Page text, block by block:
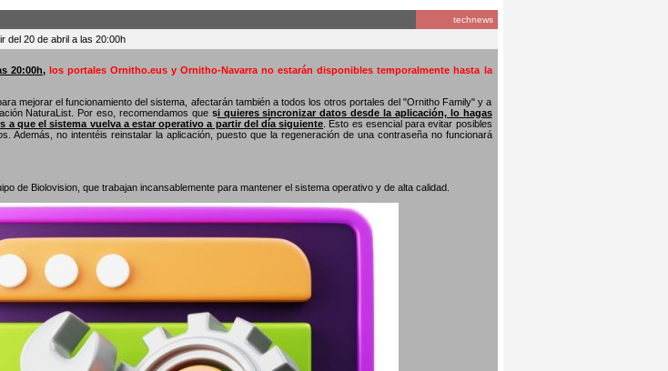
technews
del 20 de abril a las 20:00h
20:00h,los portales Ornitho.eus y Ornitho-Navarra no estarán disponibles temporalmente hasta la
mejorar el funcionamiento del sistema, afectarán también a todos los otros portales del "Ornitho Family" y a
NaturaList. Por eso, recomendamos que si quieres sincronizar datos desde la aplicación, lo hagas
a que el sistema vuelva a estar operativo a partir del día siguiente . Esto es esencial para evitar posibles
Además, no intentéis reinstalar la aplicación, puesto que la regeneración de una contraseña no funcionará
de Biolovision, que trabajan incansablemente para mantener el sistema operativo y de alta calidad.